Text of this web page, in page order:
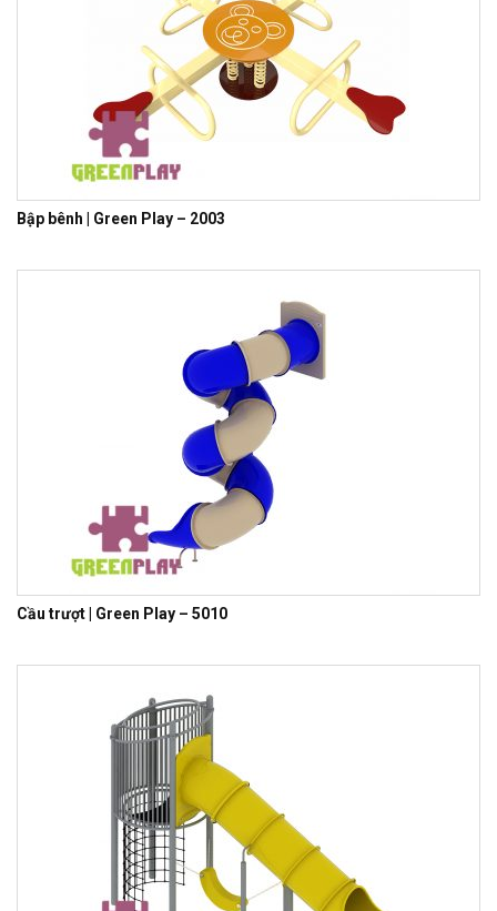
Bập bênh | Green Play – 2003
Cầu trượt | Green Play – 5010